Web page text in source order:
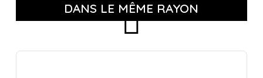
DANS LE MÊME RAYON